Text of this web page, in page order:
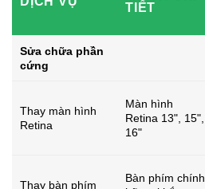
TIẾT
Sửa chữa phần
cứng
Thay màn hình
Retina
Màn hình
Retina 13", 15",
16"
Thay bàn phím
Bàn phím chính